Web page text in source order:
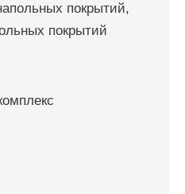
покрытий,
покрытий